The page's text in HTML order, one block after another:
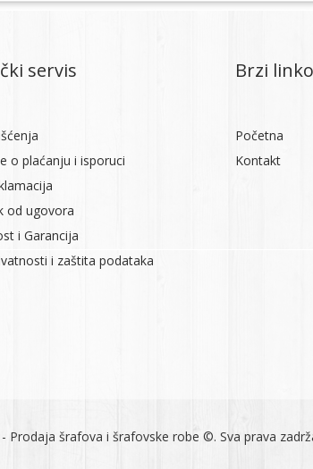
servis
o plaćanju i isporuci
od ugovora
i Garancija
i zaštita podataka
Brzi
Početna
Kontakt
- Prodaja šrafova i šrafovske robe ©. Sva prava